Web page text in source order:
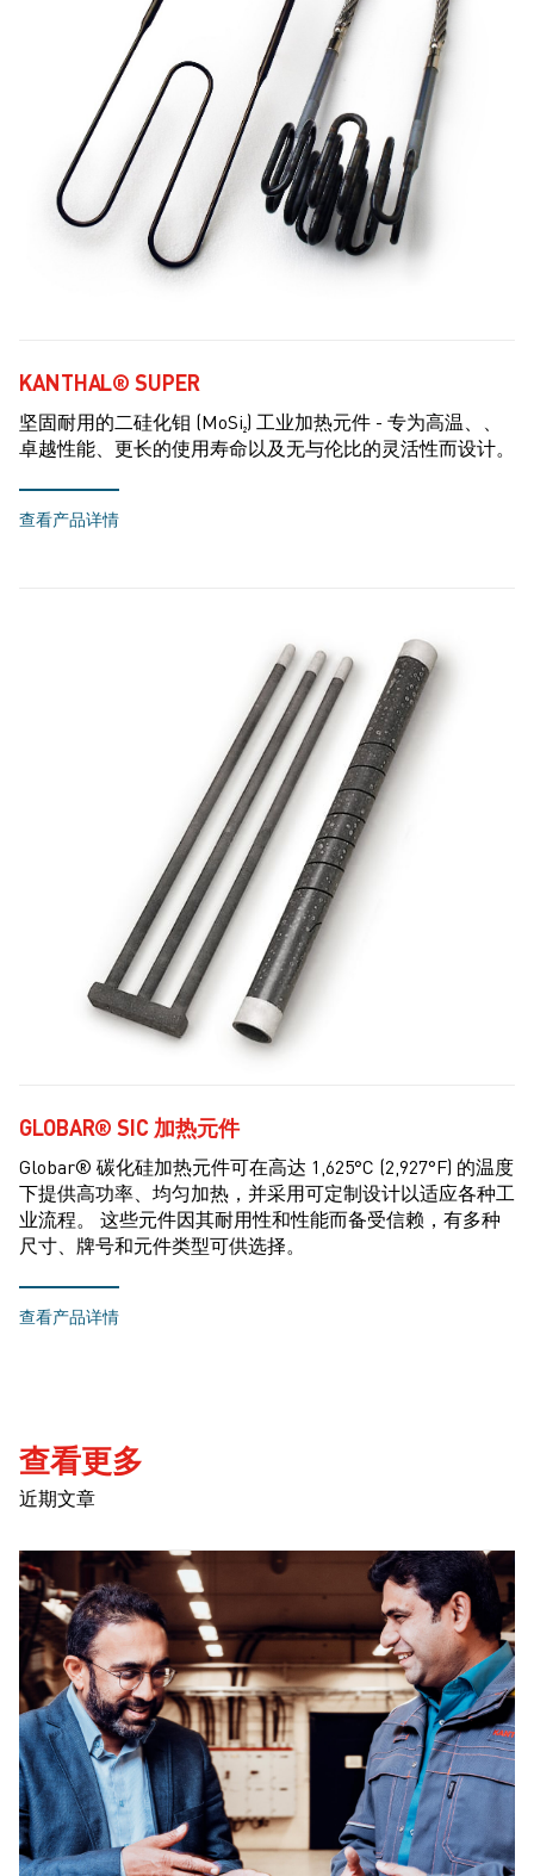
KANTHAL® SUPER
坚固耐用的二硅化钼 (MoSi₂) 工业加热元件 - 专为高温、、
卓越性能、更长的使用寿命以及无与伦比的灵活性而设计。
查看产品详情
GLOBAR® SIC 加热元件
Globar® 碳化硅加热元件可在高达 1,625°C (2,927°F) 的温度
下提供高功率、均匀加热，并采用可定制设计以适应各种工
业流程。 这些元件因其耐用性和性能而备受信赖，有多种
尺寸、牌号和元件类型可供选择。
查看产品详情
查看更多
近期文章